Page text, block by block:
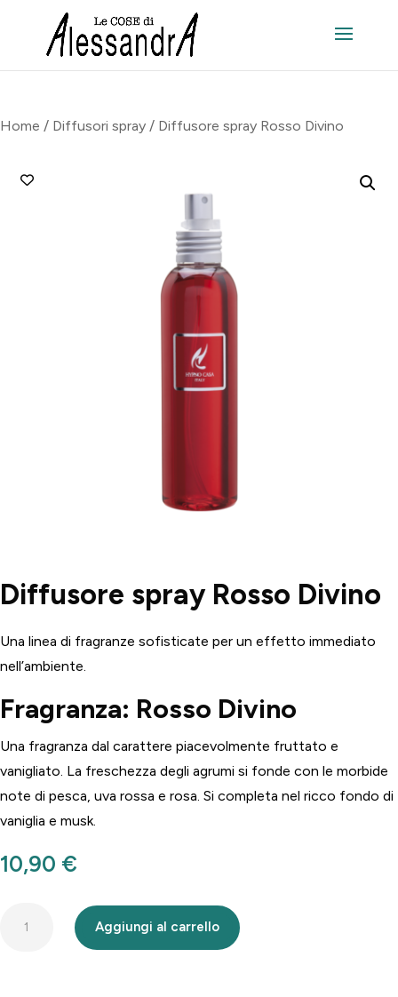
Home / Diffusori spray / Diffusore spray Rosso Divino
Diffusore spray Rosso Divino
Una linea di fragranze sofisticate per un effetto immediato
nell’ambiente.
Fragranza: Rosso Divino
Una fragranza dal carattere piacevolmente fruttato e
vanigliato. La freschezza degli agrumi si fonde con le morbide
note di pesca, uva rossa e rosa. Si completa nel ricco fondo di
vaniglia e musk.
10,90 €
Aggiungi al carrello